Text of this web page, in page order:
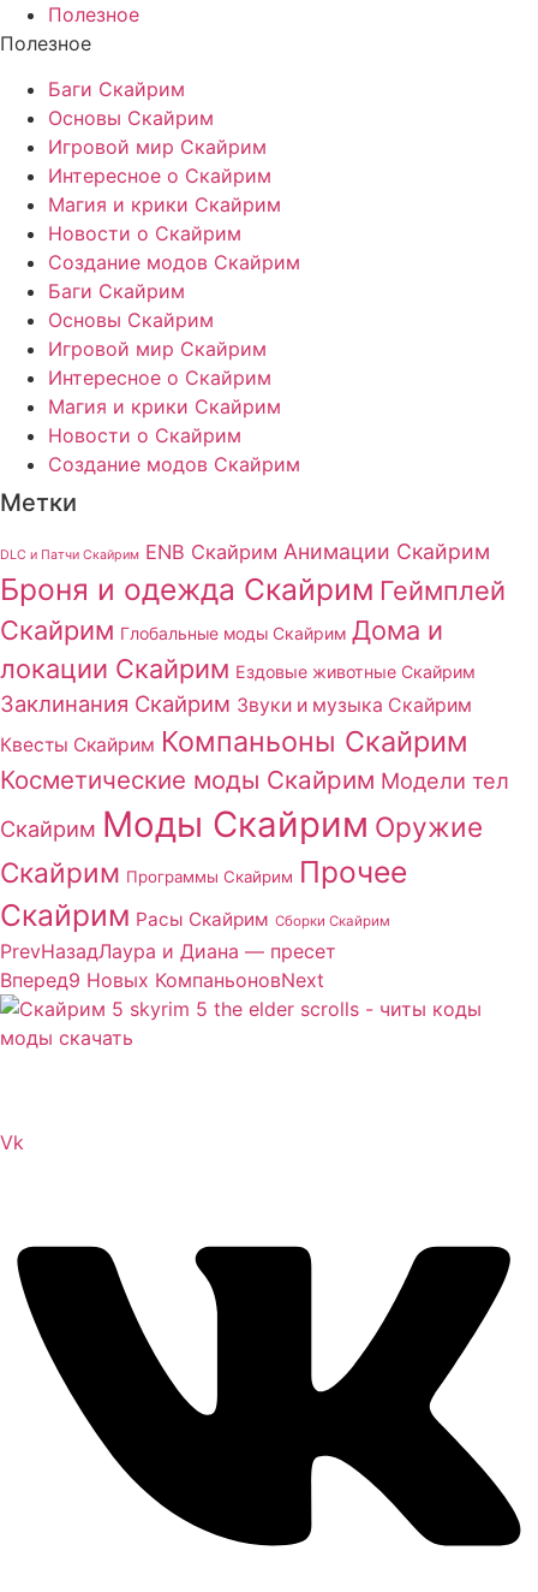
Полезное
Полезное
Баги Скайрим
Основы Скайрим
Игровой мир Скайрим
Интересное о Скайрим
Магия и крики Скайрим
Новости о Скайрим
Создание модов Скайрим
Баги Скайрим
Основы Скайрим
Игровой мир Скайрим
Интересное о Скайрим
Магия и крики Скайрим
Новости о Скайрим
Создание модов Скайрим
Метки
DLC и Патчи Скайрим ENB Скайрим Анимации Скайрим
Броня и одежда Скайрим Геймплей
Скайрим Глобальные моды Скайрим Дома и
локации Скайрим Ездовые животные Скайрим
Заклинания Скайрим Звуки и музыка Скайрим
Квесты Скайрим Компаньоны Скайрим
Косметические моды Скайрим Модели тел
Скайрим Моды Скайрим Оружие
Скайрим Программы Скайрим Прочее
Скайрим Расы Скайрим Сборки Скайрим
PrevНазадЛаура и Диана — пресет
Вперед9 Новых КомпаньоновNext
Vk